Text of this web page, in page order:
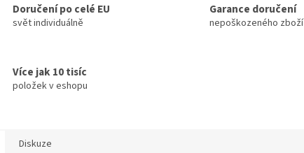
Doručení po celé EU
svět individuálně
Garance doručení
nepoškozeného zboží
Více jak 10 tisíc
položek v eshopu
Diskuze